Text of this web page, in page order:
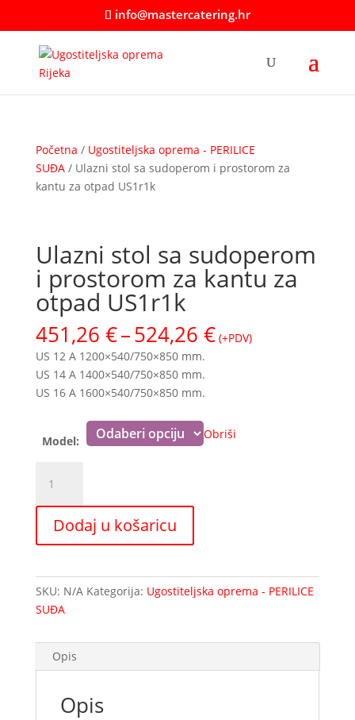
info@mastercatering.hr
Početna / Ugostiteljska oprema - PERILICE
SUĐA/ Ulazni stol sa sudoperom i prostorom za
kantu za otpad US1r1k
Ulazni stol sa sudoperom
i prostorom za kantu za
otpad US1r1k
451,26 €–524,26 €Raspon
cijena:
524,26 €
(+PDV)
US 12 A 1200×540/750×850 mm.
US 14 A 1400×540/750×850 mm.
US 16 A 1600×540/750×850 mm.
Model: Obriši
stol
sa
sudoperom
i
za
kantu
za
US1r1k
količina
Dodaj u košaricu
SKU: N/A Kategorija: Ugostiteljska oprema - PERILICE
SUĐA
Opis
Opis